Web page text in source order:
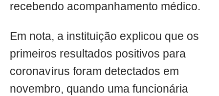
recebendo acompanhamento médico.
Em nota, a instituição explicou que os
primeiros resultados positivos para
coronavírus foram detectados em
novembro, quando uma funcionária